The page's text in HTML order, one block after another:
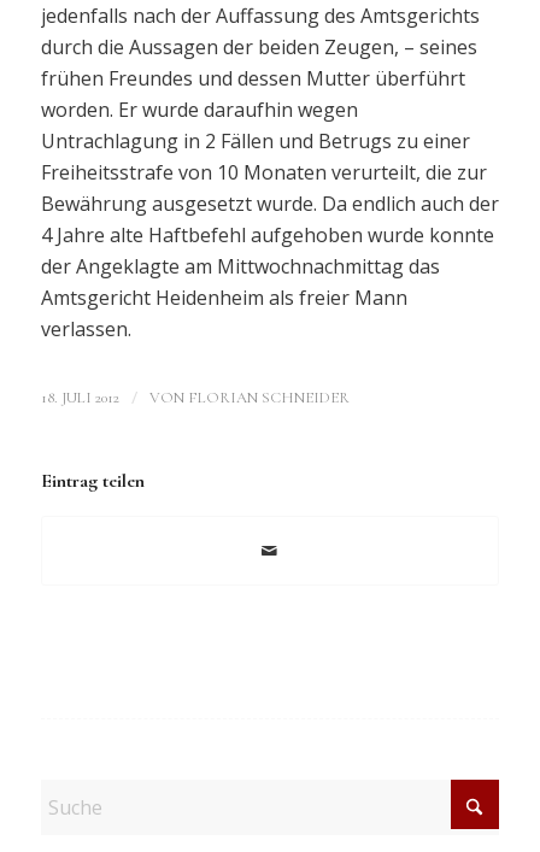
jedenfalls nach der Auffassung des Amtsgerichts
durch die Aussagen der beiden Zeugen, – seines
frühen Freundes und dessen Mutter überführt
worden. Er wurde daraufhin wegen
Untrachlagung in 2 Fällen und Betrugs zu einer
Freiheitsstrafe von 10 Monaten verurteilt, die zur
Bewährung ausgesetzt wurde. Da endlich auch der
4 Jahre alte Haftbefehl aufgehoben wurde konnte
der Angeklagte am Mittwochnachmittag das
Amtsgericht Heidenheim als freier Mann
verlassen.
18. JULI 2012 / VON FLORIAN SCHNEIDER
Eintrag teilen